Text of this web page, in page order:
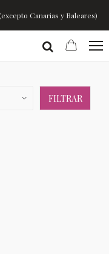
Canarias y Baleares)
FILTRAR